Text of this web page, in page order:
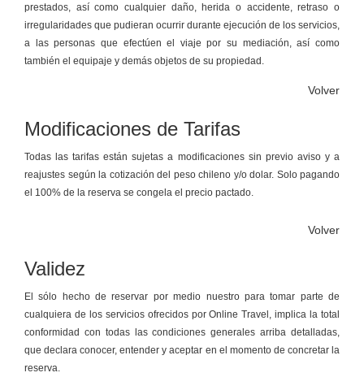
prestados, así como cualquier daño, herida o accidente, retraso o
irregularidades que pudieran ocurrir durante ejecución de los servicios,
a las personas que efectúen el viaje por su mediación, así como
también el equipaje y demás objetos de su propiedad.
Volver
Modificaciones de Tarifas
Todas las tarifas están sujetas a modificaciones sin previo aviso y a
reajustes según la cotización del peso chileno y/o dolar. Solo pagando
el 100% de la reserva se congela el precio pactado.
Volver
Validez
El sólo hecho de reservar por medio nuestro para tomar parte de
cualquiera de los servicios ofrecidos por Online Travel, implica la total
conformidad con todas las condiciones generales arriba detalladas,
que declara conocer, entender y aceptar en el momento de concretar la
reserva.